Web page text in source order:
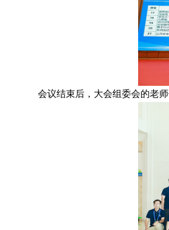
会议结束后，大会组委会的老